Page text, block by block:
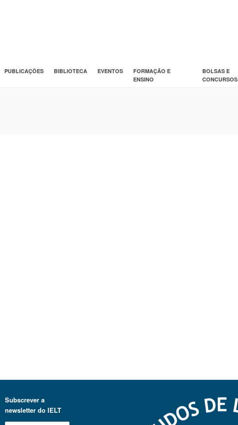
PUBLICAÇÕES BIBLIOTECA EVENTOS
FORMAÇÃO E
ENSINO
BOLSAS E
CONCURSOS
Subscrever a
newsletter do IELT